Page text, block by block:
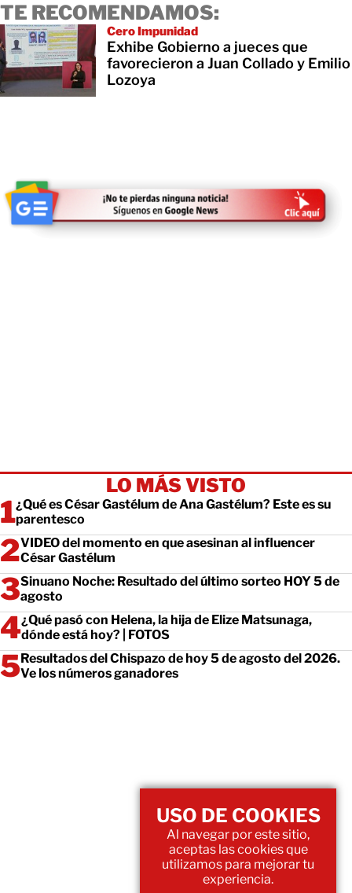
TE RECOMENDAMOS:
Cero Impunidad
Exhibe Gobierno a jueces que
favorecieron a Juan Collado y Emilio
Lozoya
LO MÁS VISTO
¿Qué es César Gastélum de Ana Gastélum? Este es su
parentesco
VIDEO del momento en que asesinan al influencer
César Gastélum
Sinuano Noche: Resultado del último sorteo HOY 5 de
agosto
¿Qué pasó con Helena, la hija de Elize Matsunaga,
dónde está hoy? | FOTOS
Resultados del Chispazo de hoy 5 de agosto del 2026.
Ve los números ganadores
USO DE COOKIES
Al navegar por este sitio,
aceptas las cookies que
utilizamos para mejorar tu
experiencia.